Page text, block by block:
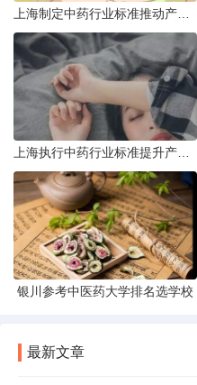
银川参考中医药大学排名选学校
最新文章